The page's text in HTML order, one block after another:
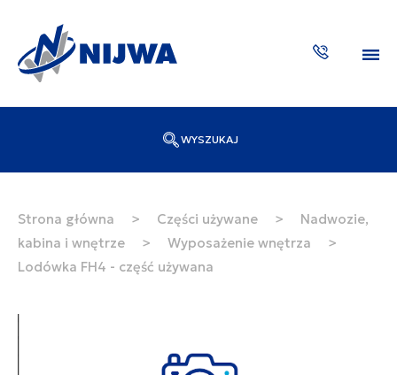
WYSZUKAJ
SZUKAJ
Strona główna > Części używane >
Nadwozie,
kabina i wnętrze
> Wyposażenie wnętrza
>
Lodówka FH4 - część używana